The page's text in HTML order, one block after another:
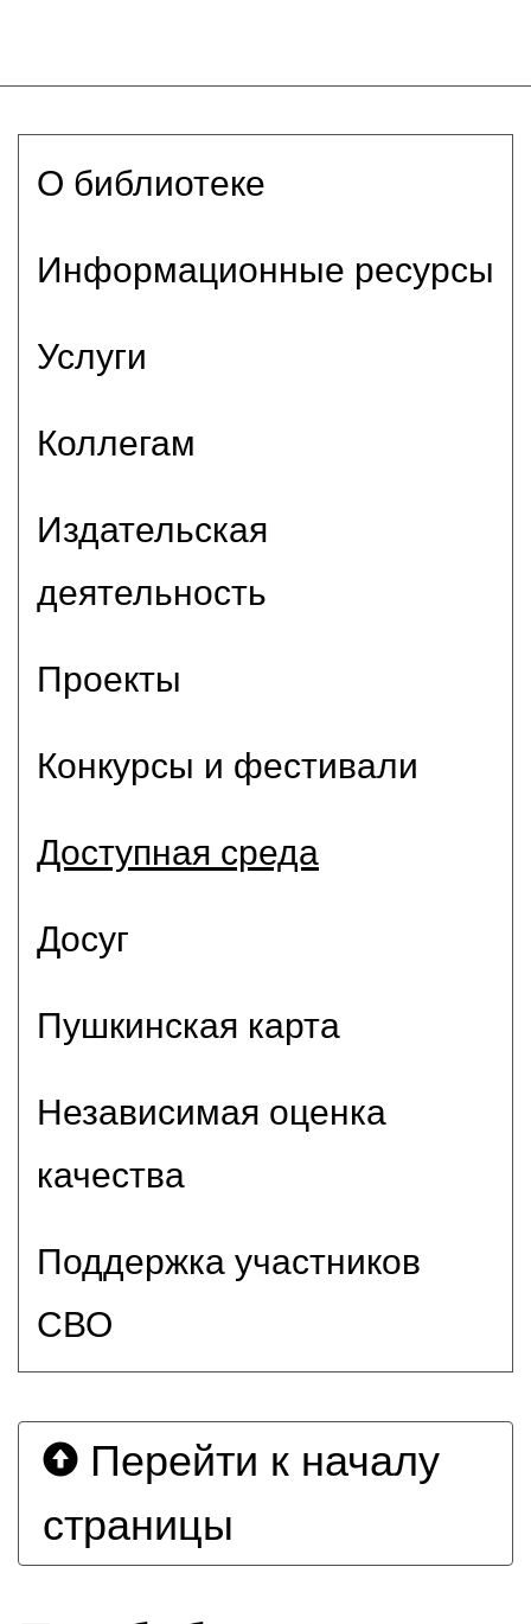
О библиотеке
Информационные ресурсы
Услуги
Коллегам
Издательская
деятельность
Проекты
Конкурсы и фестивали
Доступная среда
Досуг
Пушкинская карта
Независимая оценка
качества
Поддержка участников
СВО
Перейти к началу
страницы